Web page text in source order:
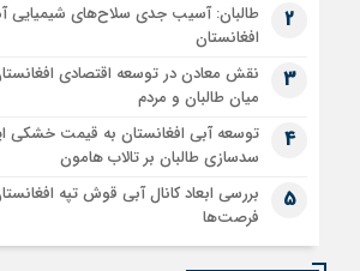
2
طالبان: آسیب جدی سلاح‌های شیمیایی
افغانستان
3
نقش معادن در توسعه اقتصادی
میان طالبان و مردم
4
توسعه آبی افغانستان به قیمت خشکی
سدسازی طالبان بر تالاب هامون
5
بررسی ابعاد کانال آبی قوش تپه
فرصت‌ها